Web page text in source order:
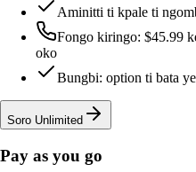
Aminitti ti kpale ti
Fongo kiringo: $45.99
oko
Bungbi: option ti bata
Soro Unlimited
Pay as you go